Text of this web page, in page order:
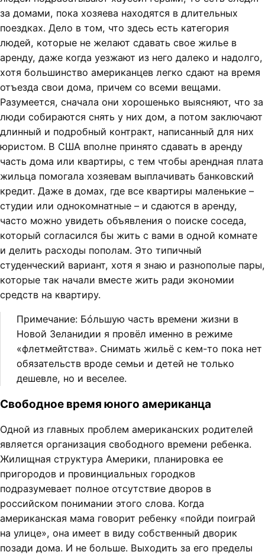
за домами, пока хозяева находятся в длительных
поездках. Дело в том, что здесь есть категория
людей, которые не желают сдавать свое жилье в
аренду, даже когда уезжают из него далеко и надолго,
хотя большинство американцев легко сдают на время
отъезда свои дома, причем со всеми вещами.
Разумеется, сначала они хорошенько выясняют, что за
люди собираются снять у них дом, а потом заключают
длинный и подробный контракт, написанный для них
юристом. В США вполне принято сдавать в аренду
часть дома или квартиры, с тем чтобы арендная плата
жильца помогала хозяевам выплачивать банковский
кредит. Даже в домах, где все квартиры маленькие –
студии или однокомнатные – и сдаются в аренду,
часто можно увидеть объявления о поиске соседа,
который согласился бы жить с вами в одной комнате
и делить расходы пополам. Это типичный
студенческий вариант, хотя я знаю и разнополые пары,
которые так начали вместе жить ради экономии
средств на квартиру.
Примечание: Бóльшую часть времени жизни в
Новой Зеланидии я провёл именно в режиме
«флетмейтства». Снимать жильё с кем-то пока нет
обязательств вроде семьи и детей не только
дешевле, но и веселее.
Свободное время юного американца
Одной из главных проблем американских родителей
является организация свободного времени ребенка.
Жилищная структура Америки, планировка ее
пригородов и провинциальных городков
подразумевает полное отсутствие дворов в
российском понимании этого слова. Когда
американская мама говорит ребенку «пойди поиграй
на улице», она имеет в виду собственный дворик
позади дома. И не больше. Выходить за его пределы